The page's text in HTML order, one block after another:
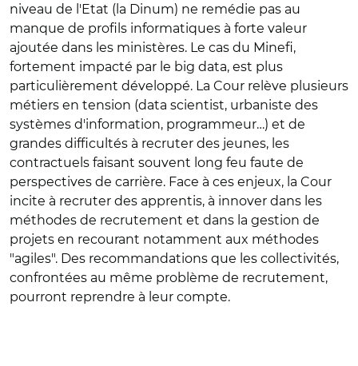
niveau de l'Etat (la Dinum) ne remédie pas au
manque de profils informatiques à forte valeur
ajoutée dans les ministères. Le cas du Minefi,
fortement impacté par le big data, est plus
particulièrement développé. La Cour relève plusieurs
métiers en tension (data scientist, urbaniste des
systèmes d'information, programmeur…) et de
grandes difficultés à recruter des jeunes, les
contractuels faisant souvent long feu faute de
perspectives de carrière. Face à ces enjeux, la Cour
incite à recruter des apprentis, à innover dans les
méthodes de recrutement et dans la gestion de
projets en recourant notamment aux méthodes
"agiles". Des recommandations que les collectivités,
confrontées au même problème de recrutement,
pourront reprendre à leur compte.